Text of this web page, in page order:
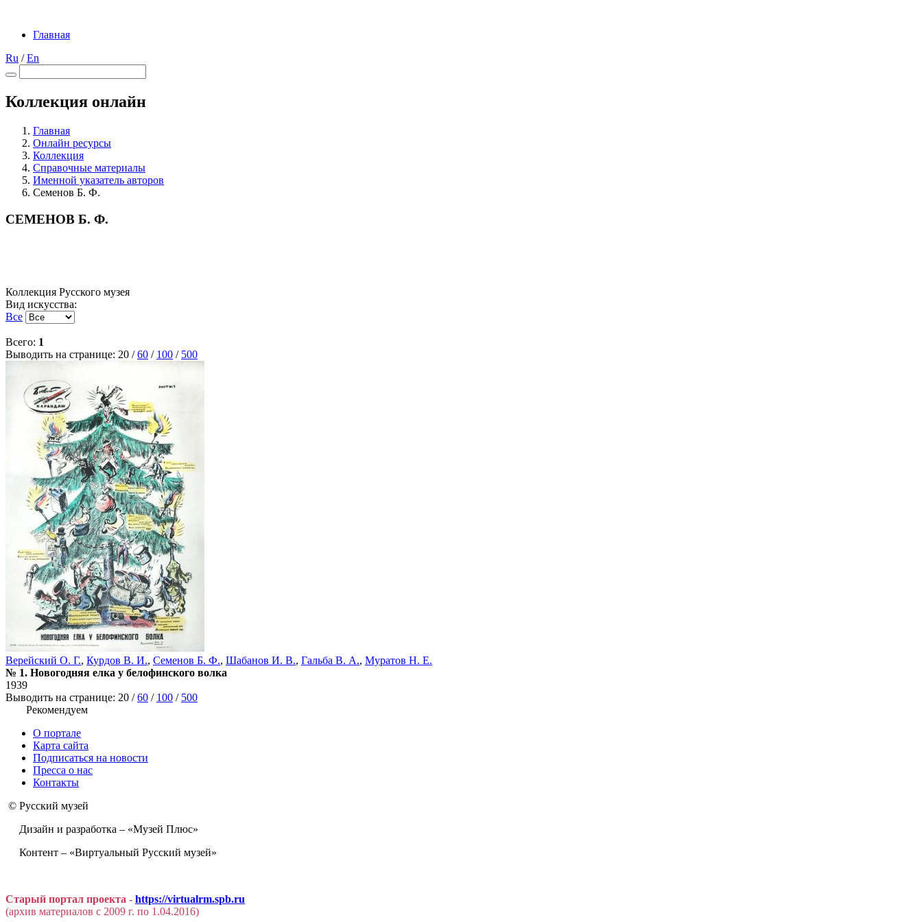
Главная
Ru /En
Коллекция онлайн
Главная
Онлайн ресурсы
Коллекция
Справочные материалы
Именной указатель авторов
Семенов Б. Ф.
СЕМЕНОВ Б. Ф.
Коллекция Русского музея
Вид искусства:
Все
Всего: 1
Выводить на странице: 20 /60 / 100 / 500
Верейский О. Г., Курдов В. И., Семенов Б. Ф., Шабанов И. В., Гальба В. А., Муратов Н. Е.
№ 1. Новогодняя елка у белофинского волка
1939
Выводить на странице: 20 /60 / 100 / 500
Рекомендуем
О портале
Карта сайта
Подписаться на новости
Пресса о нас
Контакты
© Русский музей
Дизайн и разработка – «Музей Плюс»
Контент – «Виртуальный Русский музей»
Старый портал проекта - https://virtualrm.spb.ru
(архив материалов с 2009 г. по 1.04.2016)